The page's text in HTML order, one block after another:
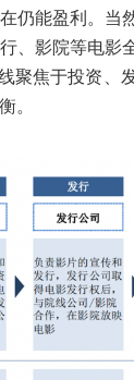
仍能盈利。当
、影院等电影
聚焦于投资、
。